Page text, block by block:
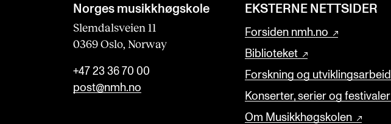
Norges musikk­høgskole
Slemdalsveien 11
0369 Oslo, Norway
+47 23 36 70 00
post@nmh.no
EKSTERNE NETTSIDER
Forsiden nmh.no
Biblioteket
Forskning og utviklingsarbeid
Konserter, serier og festivaler
Om Musikkhøgskolen